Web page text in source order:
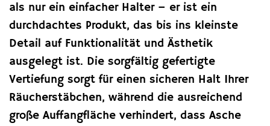
als nur ein einfacher Halter – er ist ein
durchdachtes Produkt, das bis ins kleinste
Detail auf Funktionalität und Ästhetik
ausgelegt ist. Die sorgfältig gefertigte
Vertiefung sorgt für einen sicheren Halt Ihrer
Räucherstäbchen, während die ausreichend
große Auffangfläche verhindert, dass Asche